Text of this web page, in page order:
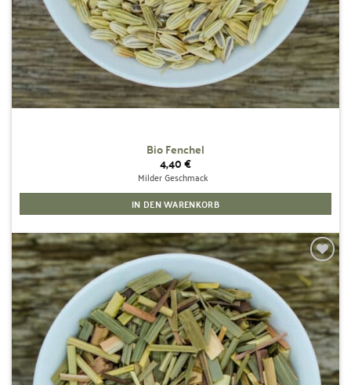
Bio Fenchel
4,40€
Milder Geschmack
IN DEN WARENKORB
Zur
Wunschliste
hinzufügen